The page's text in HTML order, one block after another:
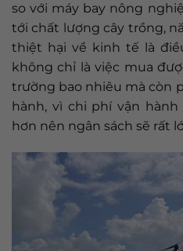
so với máy bay nông
tới chất lượng cây trồng,
thiệt hại về kinh tế là
không chỉ là việc mua
trường bao nhiêu mà còn
hành, vì chi phí vận
hơn nên ngân sách sẽ rất